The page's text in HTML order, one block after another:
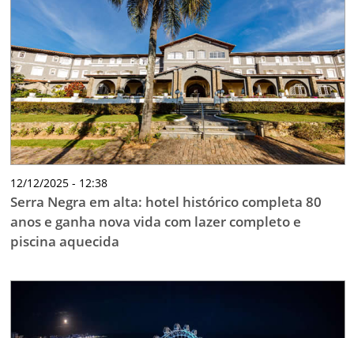
12/12/2025 - 12:38
Serra Negra em alta: hotel histórico completa 80
anos e ganha nova vida com lazer completo e
piscina aquecida